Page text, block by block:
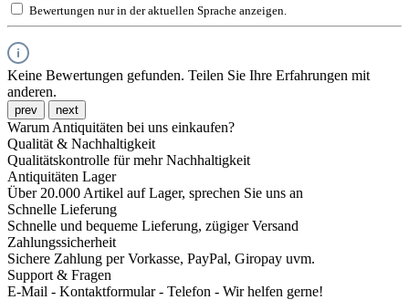
Bewertungen nur in der aktuellen Sprache anzeigen.
Keine Bewertungen gefunden. Teilen Sie Ihre Erfahrungen mit
anderen.
prev next
Warum Antiquitäten bei uns einkaufen?
Qualität & Nachhaltigkeit
Qualitätskontrolle für mehr Nachhaltigkeit
Antiquitäten Lager
Über 20.000 Artikel auf Lager, sprechen Sie uns an
Schnelle Lieferung
Schnelle und bequeme Lieferung, zügiger Versand
Zahlungssicherheit
Sichere Zahlung per Vorkasse, PayPal, Giropay uvm.
Support & Fragen
E-Mail - Kontaktformular - Telefon - Wir helfen gerne!